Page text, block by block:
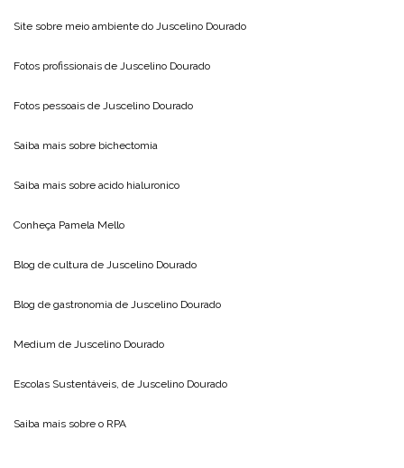
Site sobre meio ambiente do Juscelino Dourado
Fotos profissionais de Juscelino Dourado
Fotos pessoais de Juscelino Dourado
Saiba mais sobre bichectomia
Saiba mais sobre acido hialuronico
Conheça Pamela Mello
Blog de cultura de Juscelino Dourado
Blog de gastronomia de Juscelino Dourado
Medium de Juscelino Dourado
Escolas Sustentáveis, de Juscelino Dourado
Saiba mais sobre o RPA